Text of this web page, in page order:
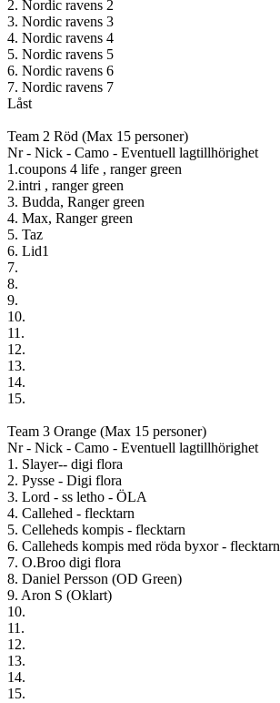
2. Nordic ravens 2
3. Nordic ravens 3
4. Nordic ravens 4
5. Nordic ravens 5
6. Nordic ravens 6
7. Nordic ravens 7
Låst
Team 2 Röd (Max 15 personer)
Nr - Nick - Camo - Eventuell lagtillhörighet
1.coupons 4 life , ranger green
2.intri , ranger green
3. Budda, Ranger green
4. Max, Ranger green
5. Taz
6. Lid1
7.
8.
9.
10.
11.
12.
13.
14.
15.
Team 3 Orange (Max 15 personer)
Nr - Nick - Camo - Eventuell lagtillhörighet
1. Slayer-- digi flora
2. Pysse - Digi flora
3. Lord - ss letho - ÖLA
4. Callehed - flecktarn
5. Celleheds kompis - flecktarn
6. Calleheds kompis med röda byxor - flecktarn
7. O.Broo digi flora
8. Daniel Persson (OD Green)
9. Aron S (Oklart)
10.
11.
12.
13.
14.
15.